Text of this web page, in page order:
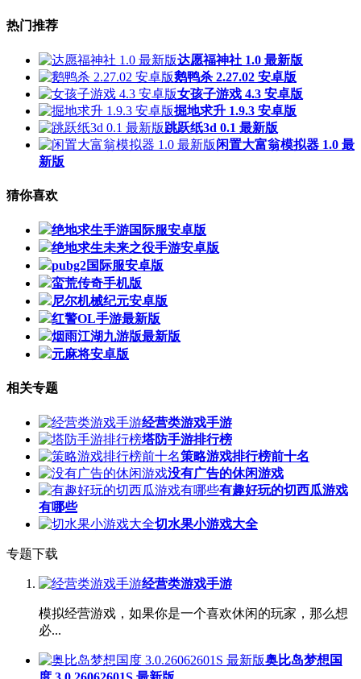
热门推荐
达愿福神社 1.0 最新版
鹅鸭杀 2.27.02 安卓版
女孩子游戏 4.3 安卓版
掘地求升 1.9.3 安卓版
跳跃纸3d 0.1 最新版
闲置大富翁模拟器 1.0 最
新版
猜你喜欢
绝地求生手游国际服安卓版
绝地求生未来之役手游安卓版
pubg2国际服安卓版
蛮荒传奇手机版
尼尔机械纪元安卓版
红警OL手游最新版
烟雨江湖九游版最新版
元麻将安卓版
相关专题
经营类游戏手游
塔防手游排行榜
策略游戏排行榜前十名
没有广告的休闲游戏
有趣好玩的切西瓜游戏
有哪些
切水果小游戏大全
专题下载
经营类游戏手游
模拟经营游戏，如果你是一个喜欢休闲的玩家，那么想
必...
奥比岛梦想国